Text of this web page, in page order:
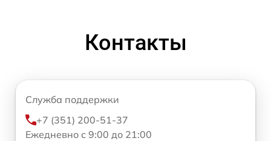
Контакты
Служба поддержки
+7 (351) 200-51-37
Ежедневно с 9:00 до 21:00